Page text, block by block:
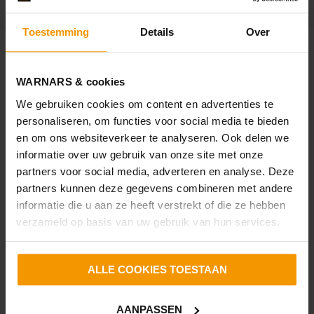
Toestemming Details Over
WARNARS & cookies
We gebruiken cookies om content en advertenties te
personaliseren, om functies voor social media te bieden
en om ons websiteverkeer te analyseren. Ook delen we
informatie over uw gebruik van onze site met onze
partners voor social media, adverteren en analyse. Deze
partners kunnen deze gegevens combineren met andere
informatie die u aan ze heeft verstrekt of die ze hebben
verzameld op basis van uw gebruik van hun services.
ALLE COOKIES TOESTAAN
AANPASSEN
Deze fijne woning biedt een goede basis, beschikt over
kunststof kozijnen en een kunststof dakkapel en heeft
bovendien een vrij uitzicht aan de achterzijde. Aan de
voorzijde kijk je de straat in.
De woning heeft een eigen oprit en is gelegen in een
prettige en kindvriendelijke woonomgeving, met scholen,
sportverenigingen, supermarkten en winkelcentrum
Dorperweerth op korte afstand. Daarnaast zijn de
uitvalswegen richting Den Helder en Alkmaar goed
De indeling van de woning is als volgt: